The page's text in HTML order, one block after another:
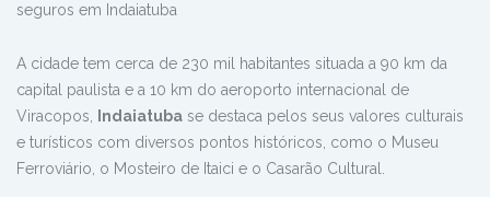
seguros em Indaiatuba
A cidade tem cerca de 230 mil habitantes situada a 90 km da
capital paulista e a 10 km do aeroporto internacional de
Viracopos,
Indaiatuba se destaca pelos seus valores culturais
e turísticos com diversos pontos históricos, como o Museu
Ferroviário, o Mosteiro de Itaici e o Casarão Cultural.